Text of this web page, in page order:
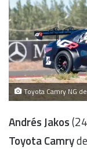
Toyota Camry NG
Andrés Jakos
Toyota Camry